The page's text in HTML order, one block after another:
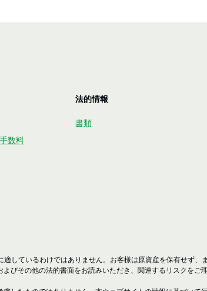
数料
法的情報
書類
しているわけではありません。お客様は原資産を保有せず
びその他の法的書面をお読みいただき、関連するリスクをご理